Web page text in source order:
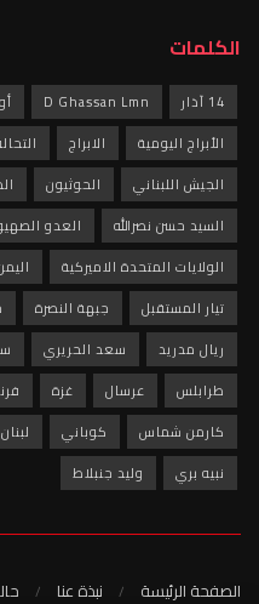
الكلمات
14 آذار D Ghassan Lmn
الأبراج اليومية
الابراج
الجيش اللبناني
الحوثيون
السيد حسن نصرالله
العدو
الولايات المتحدة الاميركية
تيار المستقبل
جبهة النصرة
ريال مدريد
سعد الحريري
طرابلس
عرسال غزة
كارمن شماس
كوباني لبنان
نبيه بري
وليد جنبلاط
الصفحة الرئيسة نبذة عنا